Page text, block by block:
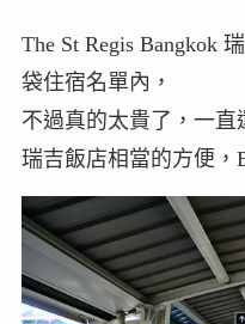
The St Regis Bangkok
袋住宿名單內，
不過真的太貴了，一直
瑞吉飯店相當的方便，